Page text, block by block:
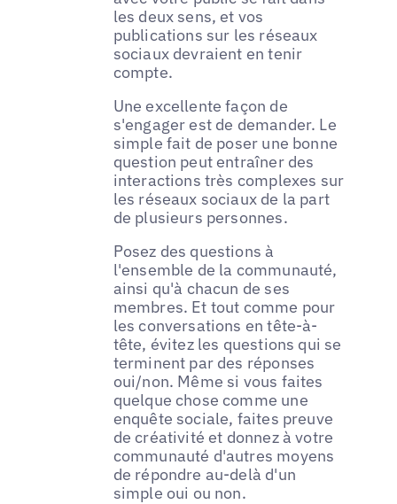
les deux sens, et vos
publications sur les réseaux
sociaux devraient en tenir
compte.
Une excellente façon de
s'engager est de demander. Le
simple fait de poser une bonne
question peut entraîner des
interactions très complexes sur
les réseaux sociaux de la part
de plusieurs personnes.
Posez des questions à
l'ensemble de la communauté,
ainsi qu'à chacun de ses
membres. Et tout comme pour
les conversations en tête-à-
tête, évitez les questions qui se
terminent par des réponses
oui/non. Même si vous faites
quelque chose comme une
enquête sociale, faites preuve
de créativité et donnez à votre
communauté d'autres moyens
de répondre au-delà d'un
simple oui ou non.